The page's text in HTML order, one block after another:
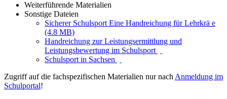
Weiterführende Materialien
Sonstige Dateien
Sicherer Schulsport Eine Handreichung für Lehrkrä e
(4.8 MB)
Handreichung zur Leistungsermittlung und
Leistungsbewertung im Schulsport
Schulsport in Sachsen
Zugriff auf die fachspezifischen Materialien nur nach Anmeldung im
Schulportal!